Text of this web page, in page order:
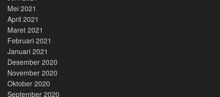
Mei 2021
April 2021
Maret 2021
Februari 2021
Januari 2021
Desember 2020
November 2020
Oktober 2020
September 2020